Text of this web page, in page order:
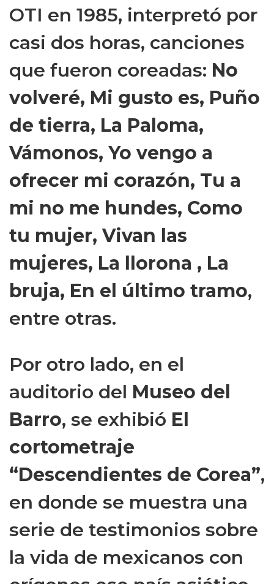
OTI en 1985, interpretó por
casi dos horas, canciones
que fueron coreadas: No
volveré, Mi gusto es, Puño
de tierra, La Paloma,
Vámonos, Yo vengo a
ofrecer mi corazón, Tu a
mi no me hundes, Como
tu mujer, Vivan las
mujeres, La llorona , La
bruja, En el último tramo,
entre otras.
Por otro lado, en el
auditorio del Museo del
Barro, se exhibió El
cortometraje
“Descendientes de Corea”,
en donde se muestra una
serie de testimonios sobre
la vida de mexicanos con